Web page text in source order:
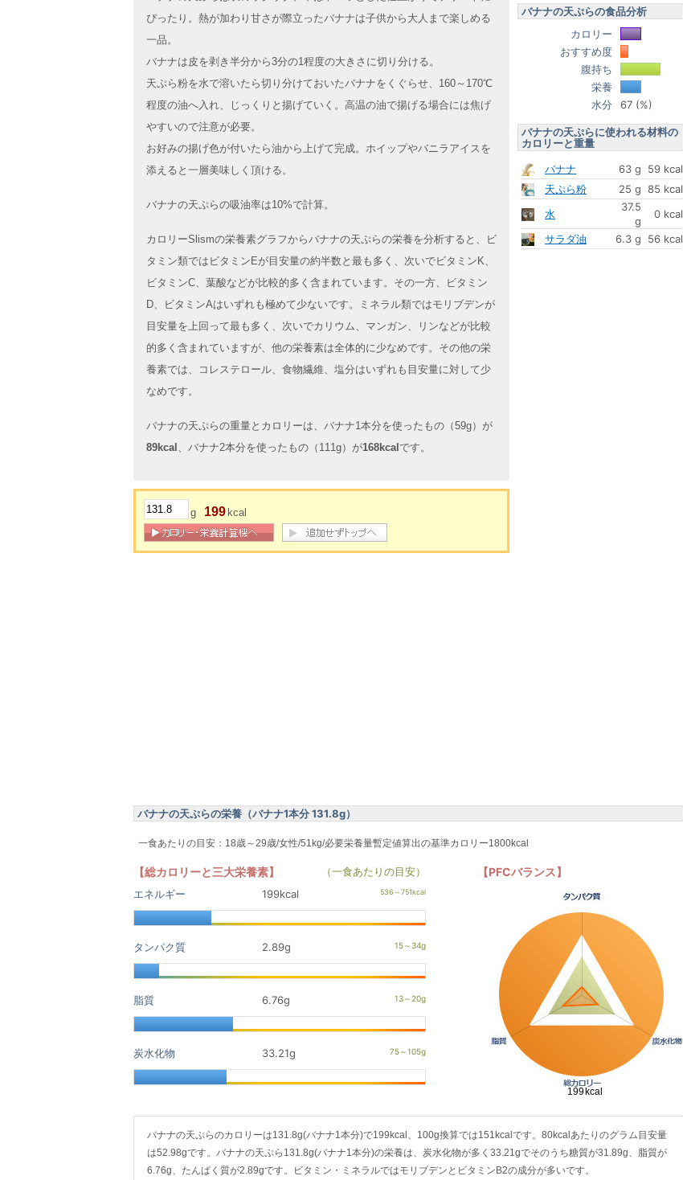
ぴったり。熱が加わり甘さが際立ったバナナは子供から大人まで楽しめる
一品。
バナナは皮を剥き半分から3分の1程度の大きさに切り分ける。
天ぷら粉を水で溶いたら切り分けておいたバナナをくぐらせ、160～170℃
程度の油へ入れ、じっくりと揚げていく。高温の油で揚げる場合には焦げ
やすいので注意が必要。
お好みの揚げ色が付いたら油から上げて完成。ホイップやバニラアイスを
添えると一層美味しく頂ける。
バナナの天ぷらの吸油率は10%で計算。
カロリーSlismの栄養素グラフからバナナの天ぷらの栄養を分析すると、ビ
タミン類ではビタミンEが目安量の約半数と最も多く、次いでビタミンK、
ビタミンC、葉酸などが比較的多く含まれています。その一方、ビタミン
D、ビタミンAはいずれも極めて少ないです。ミネラル類ではモリブデンが
目安量を上回って最も多く、次いでカリウム、マンガン、リンなどが比較
的多く含まれていますが、他の栄養素は全体的に少なめです。その他の栄
養素では、コレステロール、食物繊維、塩分はいずれも目安量に対して少
なめです。
バナナの天ぷらの重量とカロリーは、バナナ1本分を使ったもの（59g）が
89kcal 、バナナ2本分を使ったもの（111g）が168kcal です。
g 199 kcal
バナナの天ぷらの食品分析
カロリー
おすすめ度
腹持ち
栄養
水分
67 (%)
バナナの天ぷらに使われる材料の
カロリーと重量
バナナ
63 g
59 kcal
天ぷら粉
25 g 85 kcal
水
37.5
g
0 kcal
サラダ油
6.3 g 56 kcal
バナナの天ぷらの栄養（バナナ1本分 131.8g）
一食あたりの目安：18歳～29歳/女性/51kg/必要栄養量暫定値算出の基準カロリー1800kcal
【総カロリーと三大栄養素】
（一食あたりの目安）
エネルギー
199kcal
タンパク質 2.89g
脂質 6.76g
炭水化物 33.21g
【PFCバランス】
バナナの天ぷらのカロリーは131.8g(バナナ1本分)で199kcal、100g換算では151kcalです。80kcalあたりのグラム目安量
は52.98gです。バナナの天ぷら131.8g(バナナ1本分)の栄養は、炭水化物が多く33.21gでそのうち糖質が31.89g、脂質が
6.76g、たんぱく質が2.89gです。ビタミン・ミネラルではモリブデンとビタミンB2の成分が多いです。